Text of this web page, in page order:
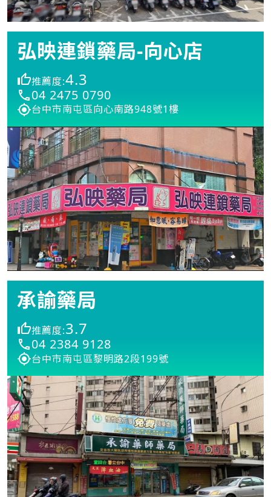
弘映連鎖藥局-向心店
推薦度:4.3
04 2475 0790
台中市南屯區向心南路948號1樓
承諭藥局
推薦度:3.7
04 2384 9128
台中市南屯區黎明路2段199號